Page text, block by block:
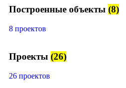
Построенные объекты (8)
8 проектов
Проекты (26)
26 проектов